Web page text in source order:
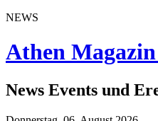
NEWS
Athen
News Events und